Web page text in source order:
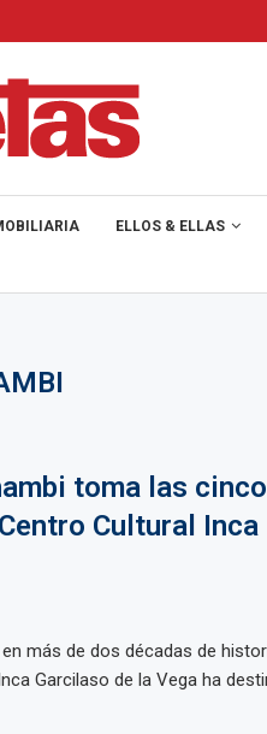
ELLOS & ELLAS
toma las cinco
Cultural Inca
más de dos décadas de
Garcilaso de la Vega ha